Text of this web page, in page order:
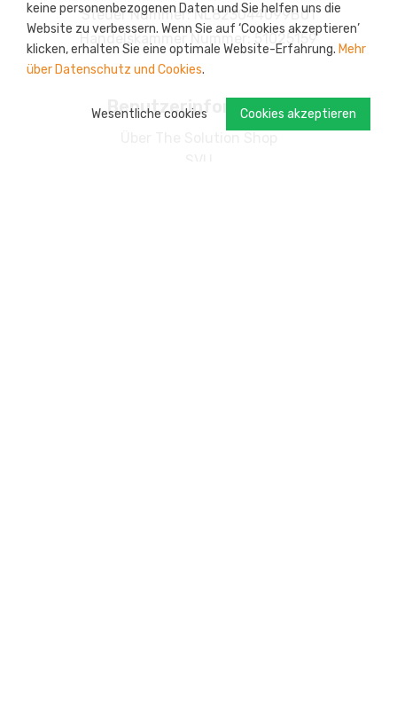
keine personenbezogenen Daten und Sie helfen uns die
Website zu verbessern. Wenn Sie auf ‘Cookies akzeptieren’
klicken, erhalten Sie eine optimale Website-Erfahrung. Mehr
über Datenschutz und Cookies.
Cookies akzeptieren
Wesentliche cookies
Steuer Nummer: NL823044099B01
Handelskammer Nummer: 51025159
Benutzerinformation